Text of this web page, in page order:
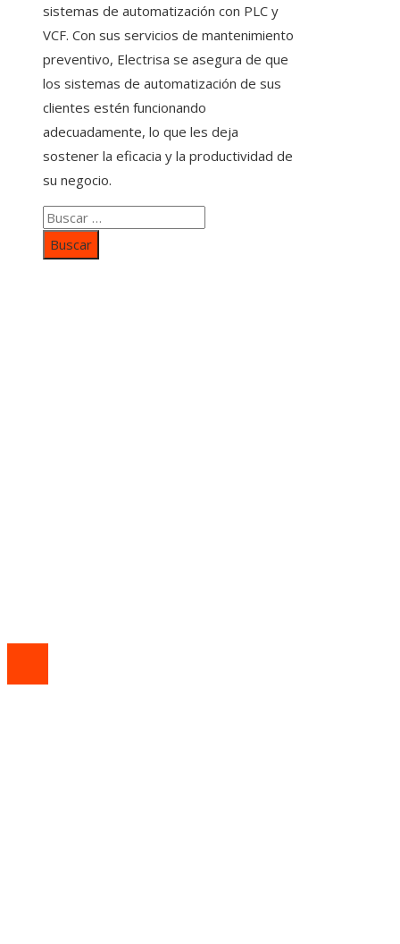
sistemas de automatización con PLC y
VCF. Con sus servicios de mantenimiento
preventivo, Electrisa se asegura de que
los sistemas de automatización de sus
clientes estén funcionando
adecuadamente, lo que les deja
sostener la eficacia y la productividad de
su negocio.
Buscar: